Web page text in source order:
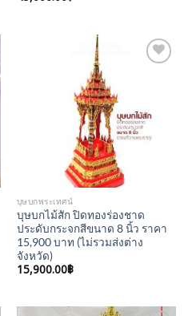
บุษบกพระเทศน์
บุษบกไม้สัก ปิดทองร่องชาด
ประดับกระจกสีขนาด 8 นิ้ว ราคา
15,900 บาท (ไม่รวมส่งต่าง
จังหวัด)
15,900.00฿